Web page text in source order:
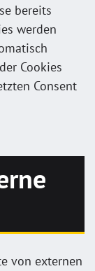
bereits
werden
Cookies
Consent
von externen